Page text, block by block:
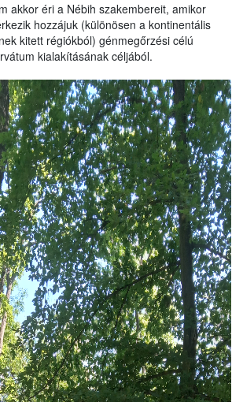
akkor éri a Nébih szakembereit, amikor
hozzájuk (különösen a kontinentális
kitett régiókból) génmegőrzési célú
kialakításának céljából.